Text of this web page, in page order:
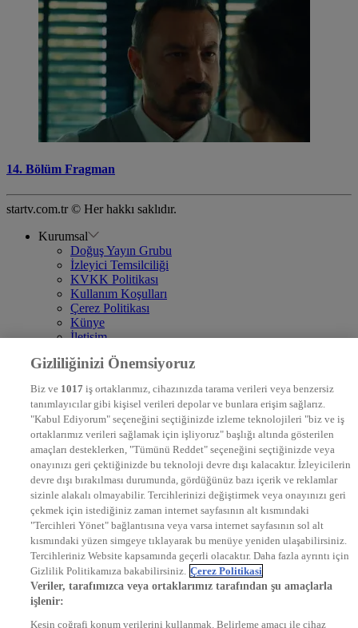
14. Bölüm Fragman
startv.com.tr © Her hakkı saklıdır.
Kurumsal
Doğuş Yayın Grubu
İzleyici Temsilciliği
KVKK Politikası
Kullanım Koşulları
Çerez Politikası
Künye
İletişim
DYG Televizyonlar
STAR
EURO STAR
KRAL POP TV
DYG Radyolar
NTV RADYO
KRAL FM
KRAL POP
EKSEN
VOYAGE
DYG Dijital
ntv.com.tr
ntvspor.net
secim.ntv.com.tr
startv.com.tr
kralmuzik.com.tr
Gizliliğinizi Önemsiyoruz
Biz ve 1017 iş ortaklarımız, cihazınızda tarama verileri veya benzersiz
tanımlayıcılar gibi kişisel verileri depolar ve bunlara erişim sağlarız.
"Kabul Ediyorum" seçeneğini seçtiğinizde izleme teknolojileri "biz ve iş
ortaklarımız verileri sağlamak için işliyoruz" başlığı altında gösterilen
amaçları desteklerken, "Tümünü Reddet" seçeneğini seçtiğinizde veya
onayınızı geri çektiğinizde bu teknoloji devre dışı kalacaktır. İzleyicilerin
devre dışı bırakılması durumunda, gördüğünüz bazı içerik ve reklamlar
sizinle alakalı olmayabilir. Tercihlerinizi değiştirmek veya onayınızı geri
çekmek için istediğiniz zaman internet sayfasının alt kısmındaki
"Tercihleri Yönet" bağlantısına veya varsa internet sayfasının sol alt
kısmındaki yüzen simgeye tıklayarak bu menüye yeniden ulaşabilirsiniz.
Tercihleriniz Website kapsamında geçerli olacaktır. Daha fazla ayrıntı için
Gizlilik Politikamıza bakabilirsiniz. Çerez Politikasi
Veriler, tarafımızca veya ortaklarımız tarafından şu amaçlarla
işlenir:
Kesin coğrafi konum verilerini kullanmak. Belirleme amacı ile cihaz